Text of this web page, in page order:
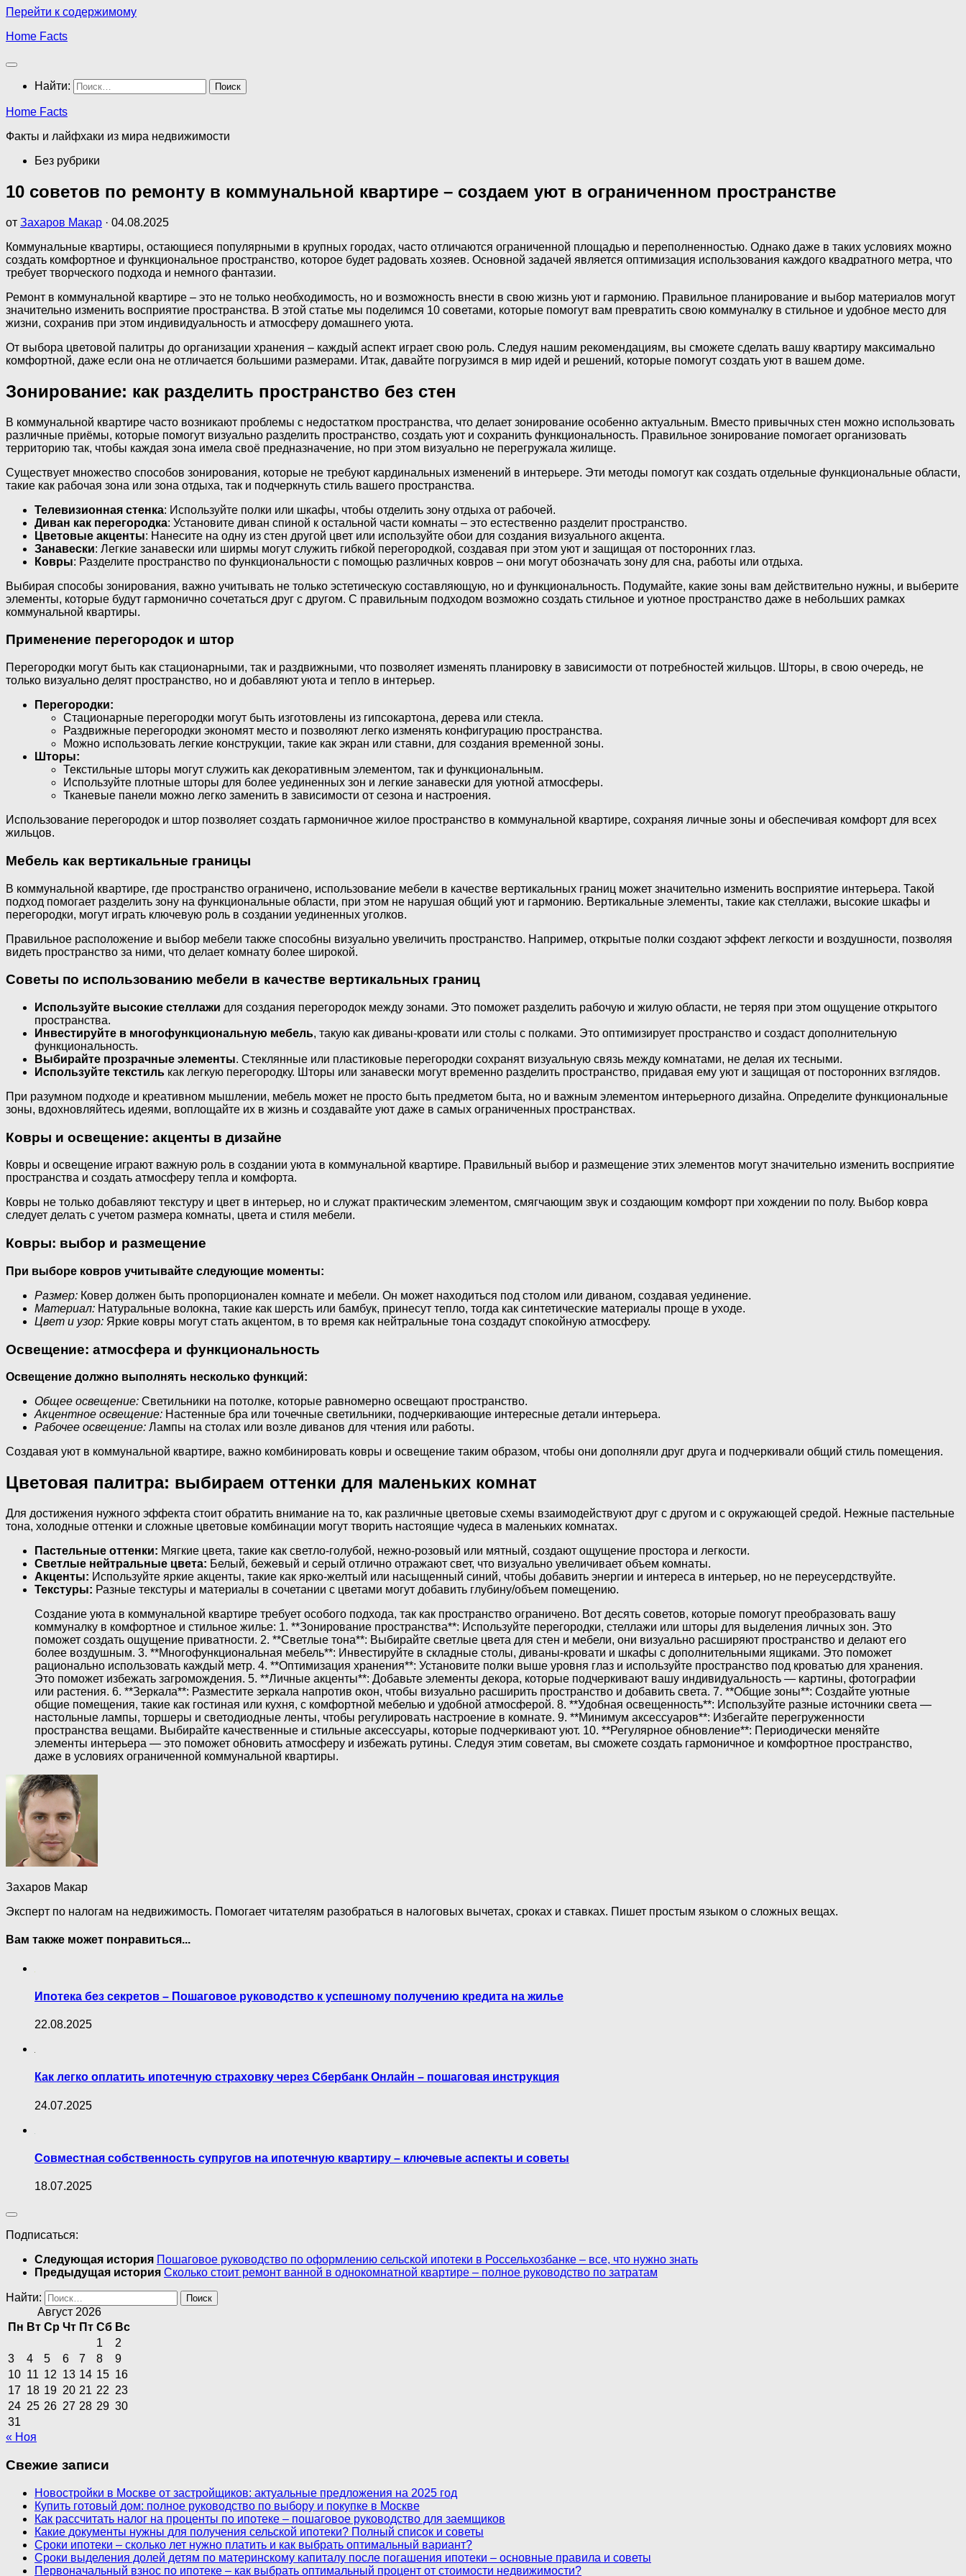
Перейти к содержимому
Home Facts
Найти:
Home Facts
Факты и лайфхаки из мира недвижимости
Без рубрики
10 советов по ремонту в коммунальной квартире – создаем уют в ограниченном пространстве
от Захаров Макар · 04.08.2025
Коммунальные квартиры, остающиеся популярными в крупных городах, часто отличаются ограниченной площадью и переполненностью. Однако даже в таких условиях можно
создать комфортное и функциональное пространство, которое будет радовать хозяев. Основной задачей является оптимизация использования каждого квадратного метра, что
требует творческого подхода и немного фантазии.
Ремонт в коммунальной квартире – это не только необходимость, но и возможность внести в свою жизнь уют и гармонию. Правильное планирование и выбор материалов могут
значительно изменить восприятие пространства. В этой статье мы поделимся 10 советами, которые помогут вам превратить свою коммуналку в стильное и удобное место для
жизни, сохранив при этом индивидуальность и атмосферу домашнего уюта.
От выбора цветовой палитры до организации хранения – каждый аспект играет свою роль. Следуя нашим рекомендациям, вы сможете сделать вашу квартиру максимально
комфортной, даже если она не отличается большими размерами. Итак, давайте погрузимся в мир идей и решений, которые помогут создать уют в вашем доме.
Зонирование: как разделить пространство без стен
В коммунальной квартире часто возникают проблемы с недостатком пространства, что делает зонирование особенно актуальным. Вместо привычных стен можно использовать
различные приёмы, которые помогут визуально разделить пространство, создать уют и сохранить функциональность. Правильное зонирование помогает организовать
территорию так, чтобы каждая зона имела своё предназначение, но при этом визуально не перегружала жилище.
Существует множество способов зонирования, которые не требуют кардинальных изменений в интерьере. Эти методы помогут как создать отдельные функциональные области,
такие как рабочая зона или зона отдыха, так и подчеркнуть стиль вашего пространства.
Телевизионная стенка: Используйте полки или шкафы, чтобы отделить зону отдыха от рабочей.
Диван как перегородка: Установите диван спиной к остальной части комнаты – это естественно разделит пространство.
Цветовые акценты: Нанесите на одну из стен другой цвет или используйте обои для создания визуального акцента.
Занавески: Легкие занавески или ширмы могут служить гибкой перегородкой, создавая при этом уют и защищая от посторонних глаз.
Ковры: Разделите пространство по функциональности с помощью различных ковров – они могут обозначать зону для сна, работы или отдыха.
Выбирая способы зонирования, важно учитывать не только эстетическую составляющую, но и функциональность. Подумайте, какие зоны вам действительно нужны, и выберите
элементы, которые будут гармонично сочетаться друг с другом. С правильным подходом возможно создать стильное и уютное пространство даже в небольших рамках
коммунальной квартиры.
Применение перегородок и штор
Перегородки могут быть как стационарными, так и раздвижными, что позволяет изменять планировку в зависимости от потребностей жильцов. Шторы, в свою очередь, не
только визуально делят пространство, но и добавляют уюта и тепло в интерьер.
Перегородки:
Стационарные перегородки могут быть изготовлены из гипсокартона, дерева или стекла.
Раздвижные перегородки экономят место и позволяют легко изменять конфигурацию пространства.
Можно использовать легкие конструкции, такие как экран или ставни, для создания временной зоны.
Шторы:
Текстильные шторы могут служить как декоративным элементом, так и функциональным.
Используйте плотные шторы для более уединенных зон и легкие занавески для уютной атмосферы.
Тканевые панели можно легко заменить в зависимости от сезона и настроения.
Использование перегородок и штор позволяет создать гармоничное жилое пространство в коммунальной квартире, сохраняя личные зоны и обеспечивая комфорт для всех
жильцов.
Мебель как вертикальные границы
В коммунальной квартире, где пространство ограничено, использование мебели в качестве вертикальных границ может значительно изменить восприятие интерьера. Такой
подход помогает разделить зону на функциональные области, при этом не нарушая общий уют и гармонию. Вертикальные элементы, такие как стеллажи, высокие шкафы и
перегородки, могут играть ключевую роль в создании уединенных уголков.
Правильное расположение и выбор мебели также способны визуально увеличить пространство. Например, открытые полки создают эффект легкости и воздушности, позволяя
видеть пространство за ними, что делает комнату более широкой.
Советы по использованию мебели в качестве вертикальных границ
Используйте высокие стеллажи для создания перегородок между зонами. Это поможет разделить рабочую и жилую области, не теряя при этом ощущение открытого
пространства.
Инвестируйте в многофункциональную мебель, такую как диваны-кровати или столы с полками. Это оптимизирует пространство и создаст дополнительную
функциональность.
Выбирайте прозрачные элементы. Стеклянные или пластиковые перегородки сохранят визуальную связь между комнатами, не делая их тесными.
Используйте текстиль как легкую перегородку. Шторы или занавески могут временно разделить пространство, придавая ему уют и защищая от посторонних взглядов.
При разумном подходе и креативном мышлении, мебель может не просто быть предметом быта, но и важным элементом интерьерного дизайна. Определите функциональные
зоны, вдохновляйтесь идеями, воплощайте их в жизнь и создавайте уют даже в самых ограниченных пространствах.
Ковры и освещение: акценты в дизайне
Ковры и освещение играют важную роль в создании уюта в коммунальной квартире. Правильный выбор и размещение этих элементов могут значительно изменить восприятие
пространства и создать атмосферу тепла и комфорта.
Ковры не только добавляют текстуру и цвет в интерьер, но и служат практическим элементом, смягчающим звук и создающим комфорт при хождении по полу. Выбор ковра
следует делать с учетом размера комнаты, цвета и стиля мебели.
Ковры: выбор и размещение
При выборе ковров учитывайте следующие моменты:
Размер: Ковер должен быть пропорционален комнате и мебели. Он может находиться под столом или диваном, создавая уединение.
Материал: Натуральные волокна, такие как шерсть или бамбук, принесут тепло, тогда как синтетические материалы проще в уходе.
Цвет и узор: Яркие ковры могут стать акцентом, в то время как нейтральные тона создадут спокойную атмосферу.
Освещение: атмосфера и функциональность
Освещение должно выполнять несколько функций:
Общее освещение: Светильники на потолке, которые равномерно освещают пространство.
Акцентное освещение: Настенные бра или точечные светильники, подчеркивающие интересные детали интерьера.
Рабочее освещение: Лампы на столах или возле диванов для чтения или работы.
Создавая уют в коммунальной квартире, важно комбинировать ковры и освещение таким образом, чтобы они дополняли друг друга и подчеркивали общий стиль помещения.
Цветовая палитра: выбираем оттенки для маленьких комнат
Для достижения нужного эффекта стоит обратить внимание на то, как различные цветовые схемы взаимодействуют друг с другом и с окружающей средой. Нежные пастельные
тона, холодные оттенки и сложные цветовые комбинации могут творить настоящие чудеса в маленьких комнатах.
Пастельные оттенки: Мягкие цвета, такие как светло-голубой, нежно-розовый или мятный, создают ощущение простора и легкости.
Светлые нейтральные цвета: Белый, бежевый и серый отлично отражают свет, что визуально увеличивает объем комнаты.
Акценты: Используйте яркие акценты, такие как ярко-желтый или насыщенный синий, чтобы добавить энергии и интереса в интерьер, но не переусердствуйте.
Текстуры: Разные текстуры и материалы в сочетании с цветами могут добавить глубину/объем помещению.
Создание уюта в коммунальной квартире требует особого подхода, так как пространство ограничено. Вот десять советов, которые помогут преобразовать вашу
коммуналку в комфортное и стильное жилье: 1. **Зонирование пространства**: Используйте перегородки, стеллажи или шторы для выделения личных зон. Это
поможет создать ощущение приватности. 2. **Светлые тона**: Выбирайте светлые цвета для стен и мебели, они визуально расширяют пространство и делают его
более воздушным. 3. **Многофункциональная мебель**: Инвестируйте в складные столы, диваны-кровати и шкафы с дополнительными ящиками. Это поможет
рационально использовать каждый метр. 4. **Оптимизация хранения**: Установите полки выше уровня глаз и используйте пространство под кроватью для хранения.
Это поможет избежать загромождения. 5. **Личные акценты**: Добавьте элементы декора, которые подчеркивают вашу индивидуальность — картины, фотографии
или растения. 6. **Зеркала**: Разместите зеркала напротив окон, чтобы визуально расширить пространство и добавить света. 7. **Общие зоны**: Создайте уютные
общие помещения, такие как гостиная или кухня, с комфортной мебелью и удобной атмосферой. 8. **Удобная освещенность**: Используйте разные источники света —
настольные лампы, торшеры и светодиодные ленты, чтобы регулировать настроение в комнате. 9. **Минимум аксессуаров**: Избегайте перегруженности
пространства вещами. Выбирайте качественные и стильные аксессуары, которые подчеркивают уют. 10. **Регулярное обновление**: Периодически меняйте
элементы интерьера — это поможет обновить атмосферу и избежать рутины. Следуя этим советам, вы сможете создать гармоничное и комфортное пространство,
даже в условиях ограниченной коммунальной квартиры.
Захаров Макар
Эксперт по налогам на недвижимость. Помогает читателям разобраться в налоговых вычетах, сроках и ставках. Пишет простым языком о сложных вещах.
Вам также может понравиться...
Ипотека без секретов – Пошаговое руководство к успешному получению кредита на жилье
22.08.2025
Как легко оплатить ипотечную страховку через Сбербанк Онлайн – пошаговая инструкция
24.07.2025
Совместная собственность супругов на ипотечную квартиру – ключевые аспекты и советы
18.07.2025
Подписаться:
Следующая история Пошаговое руководство по оформлению сельской ипотеки в Россельхозбанке – все, что нужно знать
Предыдущая история Сколько стоит ремонт ванной в однокомнатной квартире – полное руководство по затратам
Найти:
Август 2026
Пн Вт Ср Чт Пт Сб Вс
1
2
3
4 5 6 7 8
9
10 11 12 13 14 15 16
17 18 19 20 21 22 23
24 25 26 27 28 29 30
31
« Ноя
Свежие записи
Новостройки в Москве от застройщиков: актуальные предложения на 2025 год
Купить готовый дом: полное руководство по выбору и покупке в Москве
Как рассчитать налог на проценты по ипотеке – пошаговое руководство для заемщиков
Какие документы нужны для получения сельской ипотеки? Полный список и советы
Сроки ипотеки – сколько лет нужно платить и как выбрать оптимальный вариант?
Сроки выделения долей детям по материнскому капиталу после погашения ипотеки – основные правила и советы
Первоначальный взнос по ипотеке – как выбрать оптимальный процент от стоимости недвижимости?